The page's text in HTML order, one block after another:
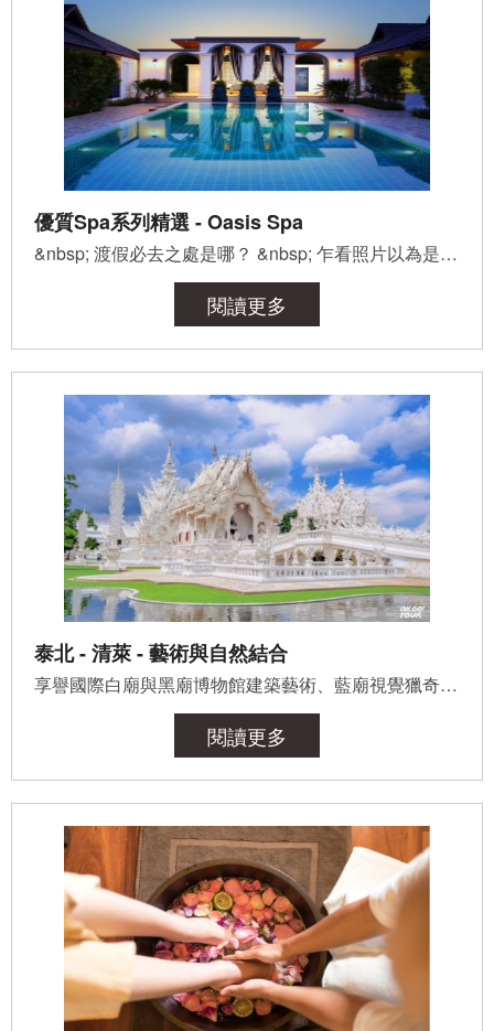
優質Spa系列精選 - Oasis Spa
&nbsp; 渡假必去之處是哪？ &nbsp; 乍看照片以為是休閒渡假&nbsp;Resort&nbsp;嗎？不是，這裡是泰國最...
閱讀更多
泰北 - 清萊 - 藝術與自然結合
享譽國際白廟與黑廟博物館建築藝術、藍廟視覺獵奇，鴉片園轉變「咖啡產地」及茶香四溢的山頭；都是來到清萊...
閱讀更多